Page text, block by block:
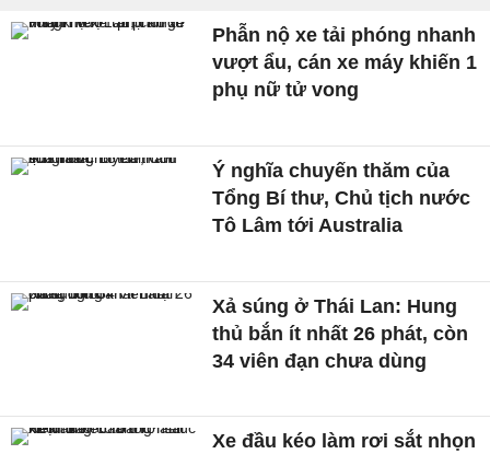
Phẫn nộ xe tải phóng nhanh
vượt ẩu, cán xe máy khiến 1
phụ nữ tử vong
Ý nghĩa chuyến thăm của
Tổng Bí thư, Chủ tịch nước
Tô Lâm tới Australia
Xả súng ở Thái Lan: Hung
thủ bắn ít nhất 26 phát, còn
34 viên đạn chưa dùng
Xe đầu kéo làm rơi sắt nhọn